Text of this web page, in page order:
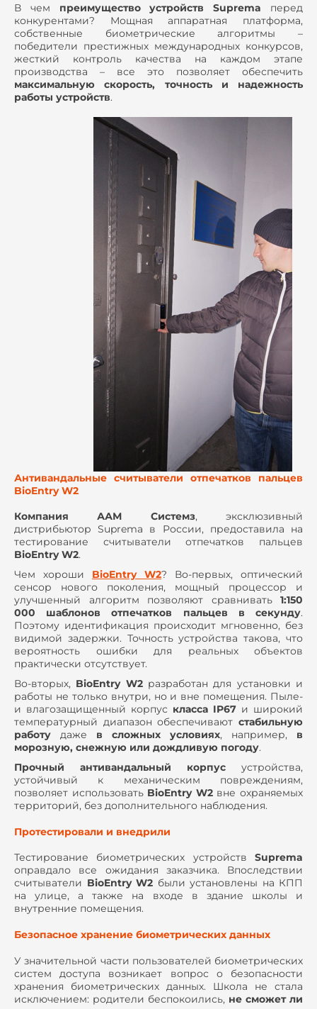
В чем преимущество устройств Suprema перед
конкурентами? Мощная аппаратная платформа,
собственные биометрические алгоритмы –
победители престижных международных конкурсов,
жесткий контроль качества на каждом этапе
производства – все это позволяет обеспечить
максимальную скорость, точность и надежность
работы устройств.
Антивандальные считыватели отпечатков пальцев
BioEntry W2
Компания ААМ Системз, эксклюзивный
дистрибьютор Suprema в России, предоставила на
тестирование считыватели отпечатков пальцев
BioEntry W2.
Чем хороши BioEntry W2? Во-первых, оптический
сенсор нового поколения, мощный процессор и
улучшенный алгоритм позволяют сравнивать 1:150
000 шаблонов отпечатков пальцев в секунду.
Поэтому идентификация происходит мгновенно, без
видимой задержки. Точность устройства такова, что
вероятность ошибки для реальных объектов
практически отсутствует.
Во-вторых, BioEntry W2разработан для установки и
работы не только внутри, но и вне помещения. Пыле-
и влагозащищенный корпус класса IP67 и широкий
температурный диапазон обеспечивают стабильную
работу даже в сложных условиях, например, в
морозную, снежную или дождливую погоду.
Прочный антивандальный корпус устройства,
устойчивый к механическим повреждениям,
позволяет использовать BioEntry W2вне охраняемых
территорий, без дополнительного наблюдения.
Протестировали и внедрили
Тестирование биометрических устройств Suprema
оправдало все ожидания заказчика. Впоследствии
считыватели BioEntry W2 были установлены на КПП
на улице, а также на входе в здание школы и
внутренние помещения.
Безопасное хранение биометрических данных
У значительной части пользователей биометрических
систем доступа возникает вопрос о безопасности
хранения биометрических данных. Школа не стала
исключением: родители беспокоились, не сможет ли